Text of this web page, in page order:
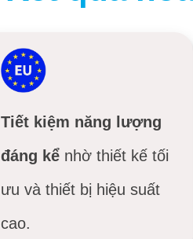
Tiết kiệm năng lượng
đáng kể nhờ thiết kế tối
ưu và thiết bị hiệu suất
cao.